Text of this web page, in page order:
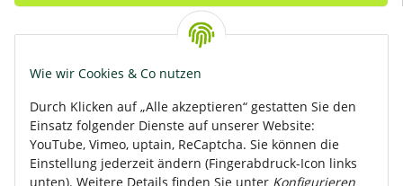
Wie wir Cookies & Co nutzen
Durch Klicken auf „Alle akzeptieren“ gestatten Sie den
Einsatz folgender Dienste auf unserer Website:
YouTube, Vimeo, uptain, ReCaptcha. Sie können die
Einstellung jederzeit ändern (Fingerabdruck-Icon links
unten). Weitere Details finden Sie unter Konfigurieren
Rasante Zustellung mit: